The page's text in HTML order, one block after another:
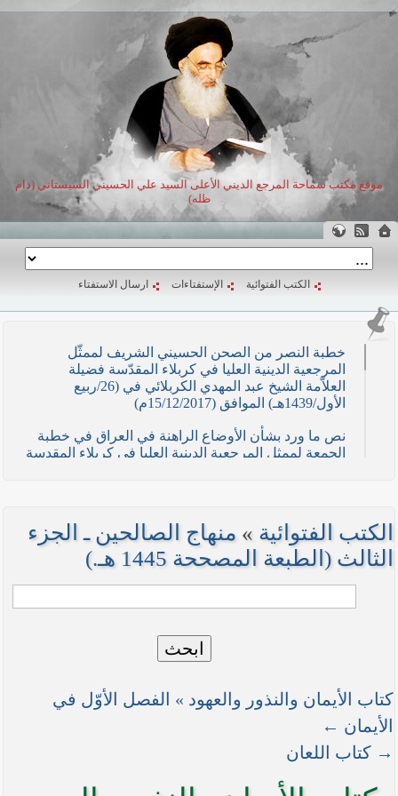
موقع مكتب سماحة المرجع الديني الأعلى السيد علي الحسيني السيستاني (دام
ظله)
الكتب الفتوائية الإستفتاءات ارسال الاستفتاء
خطبة النصر من الصحن الحسيني الشريف لممثّل
المرجعية الدينية العليا في كربلاء المقدّسة فضيلة
العلاّمة الشيخ عبد المهدي الكربلائي في (26/ربيع
الأول/1439هـ) الموافق (15/12/2017م)
نص ما ورد بشأن الأوضاع الراهنة في العراق في خطبة
الجمعة لممثل المرجعية الدينية العليا في كربلاء المقدسة
نص ما ورد بشأن الأوضاع الراهنة في العراق في خطبة
الجمعة لممثل المرجعية الدينية العليا في كربلاء المقدسة
فضيلة العلاّمة الشيخ عبد المهدي الكربلائي في (12/
نصّ ما ورد بشأن الوضع الراهن في العراق في خطبة
الجمعة التي ألقاها فضيلة العلاّمة السيد أحمد الصافي
هـ ) الموافق (4/ تموز / 2014م)
الجمعة التي ألقاها فضيلة العلاّمة السيد أحمد الصافي
الكتب الفتوائية » منهاج الصالحين ـ الجزء
الثالث (الطبعة المصححة 1445 هـ.)
ابحث
كتاب الأيمان والنذور والعهود » الفصل الأوّل في
الأيمان ←
→ كتاب اللعان